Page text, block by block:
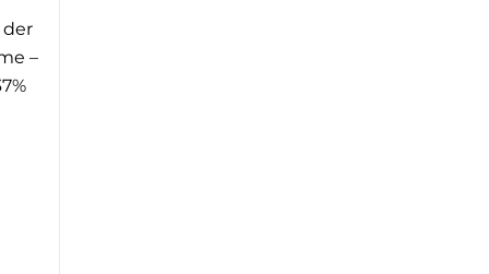
der
–